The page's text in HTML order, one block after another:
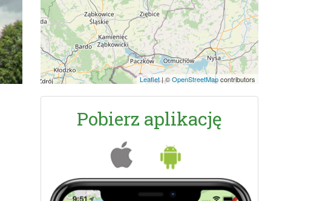
Leaflet|©OpenStreetMapcontributors
Pobierz aplikację